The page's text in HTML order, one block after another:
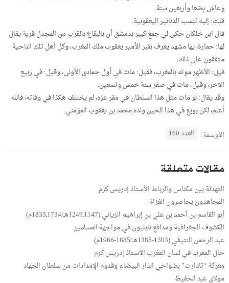
وعاش بضعا وأربعين سنة.
قلت: إليه تنسب الدنانير اليعقوبية.
قال ابن خلكان حكى لي جمع كبير بدمشق أن بالبقاع بالقرب من المجدل قرية يقال
لها: حمارة، بها مشهد يعرف بقبر الأمير يعقوب ملك المغرب، وكل أهل تلك الناحية
متفقون على ذلك.
قيل: الأظهر موته بالمغرب، فقيل: مات في أول جمادى الأولى، وقيل: في ربيع
الآخر، وقيل: مات في صفر سنة خمس وتسعين.
وقد يقال: لو مات مثل هذا السلطان في مقر عزه، لم يختلف هكذا في وفاته، فالله
أعلم، لكن بويع في هذا الحين ولده محمد بن يعقوب المؤمني.
الأوسمة: العدد 160
مقالات متعلقة
التهدئة بين مكناس والرباط الأستاذ إدريس كرم
المجاهدون يحاصرون الغزاة
أبو القاسم بن أحمد بن علي بن إبراهيم الزياني (1147ـ1249هـ/1734ـ1833م)
الكشوف الجغرافية ومدافع نابليون في مواجهة المسلمين
عبد الرحمن النتيفي (1303-1385هـ/1885-1966م)
حال المغرب في لسان المغرب الأستاذ إدريس كرم
معركة “تادارت” بضواحي الدار البيضاء وقدوم الإمدادات من سلطان الجهاد
مولاي عبد الحفيظ